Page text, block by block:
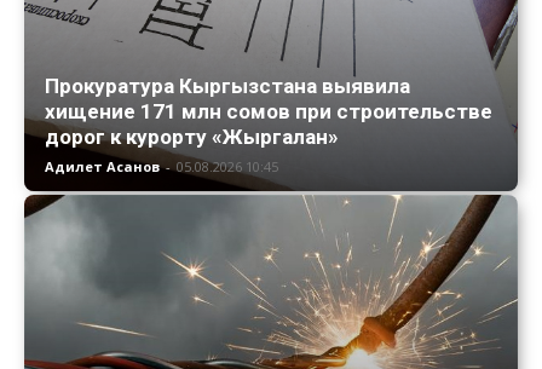
Прокуратура Кыргызстана выявила
хищение 171 млн сомов при строительстве
дорог к курорту «Жыргалан»
Адилет Асанов - 05.08.2026 10:45